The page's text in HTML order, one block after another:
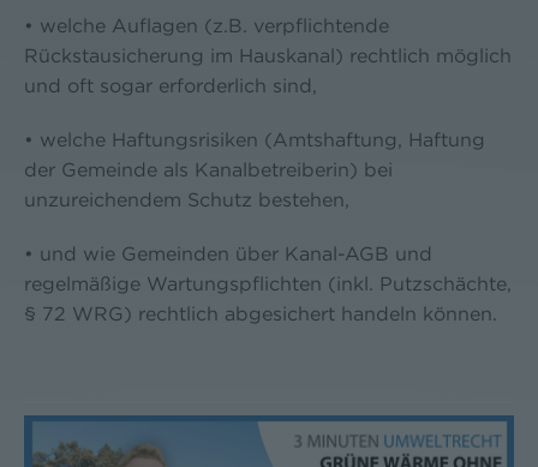
• welche Auflagen (z.B. verpflichtende
Rückstausicherung im Hauskanal) rechtlich möglich
und oft sogar erforderlich sind,
• welche Haftungsrisiken (Amtshaftung, Haftung
der Gemeinde als Kanalbetreiberin) bei
unzureichendem Schutz bestehen,
• und wie Gemeinden über Kanal-AGB und
regelmäßige Wartungspflichten (inkl. Putzschächte,
§ 72 WRG) rechtlich abgesichert handeln können.